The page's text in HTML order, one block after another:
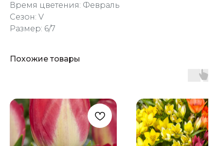
Время цветения: Февраль
Сезон: V
Размер: 6/7
Похожие товары